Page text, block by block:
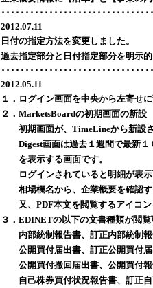
･･････････････････････････････
2012.07.11
日付の指定方法を変更しました。
過去指定部分と日付指定部分を明示
･･････････････････････････････
2012.05.11
１．ログイン画面を中央から左寄せに
２．MarketsBoardの初期画面の新設
初期画面が、TimeLineから新設さ
Digest画面は過去１週間で最新１
を表示する画面です。
ログインされていると明細が表示
相場欄名から、企業概要を確認す
又、PDF本文を閲覧するアイコン
３．EDINETの以下の文書種類が閲覧
内部統制報告書、訂正内部統制報
公開買付届出書、訂正公開買付届
公開買付撤回届出書、公開買付報
自己株券買付状況報告書、訂正自